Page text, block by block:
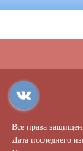
Все права
Дата последнего